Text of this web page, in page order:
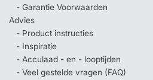
- Garantie Voorwaarden
Advies
- Product instructies
- Inspiratie
- Acculaad - en - looptijden
- Veel gestelde vragen (FAQ)